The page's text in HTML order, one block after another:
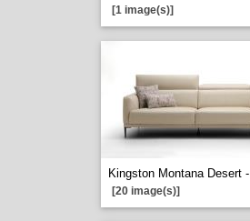
[1 image(s)]
Kingston Montana Desert -
[20 image(s)]